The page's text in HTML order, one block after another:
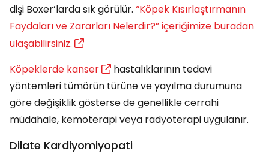
dişi Boxer’larda sık görülür. “Köpek Kısırlaştırmanın
Faydaları ve Zararları Nelerdir?” içeriğimize buradan
ulaşabilirsiniz.
Köpeklerde kanser
hastalıklarının tedavi
yöntemleri tümörün türüne ve yayılma durumuna
göre değişiklik gösterse de genellikle cerrahi
müdahale, kemoterapi veya radyoterapi uygulanır.
Dilate Kardiyomiyopati